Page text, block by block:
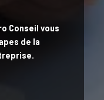
Conseil vous
de la